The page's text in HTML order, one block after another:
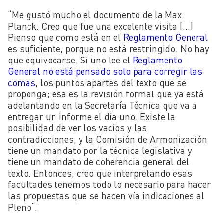
“Me gustó mucho el documento de la Max
Planck. Creo que fue una excelente visita […]
Pienso que como está en el Reglamento General
es suficiente, porque no está restringido. No hay
que equivocarse. Si uno lee el Reglamento
General no está pensado solo para corregir las
comas, los puntos apartes del texto que se
proponga; esa es la revisión formal que ya está
adelantando en la Secretaría Técnica que va a
entregar un informe el día uno. Existe la
posibilidad de ver los vacíos y las
contradicciones, y la Comisión de Armonización
tiene un mandato por la técnica legislativa y
tiene un mandato de coherencia general del
texto. Entonces, creo que interpretando esas
facultades tenemos todo lo necesario para hacer
las propuestas que se hacen vía indicaciones al
Pleno“.